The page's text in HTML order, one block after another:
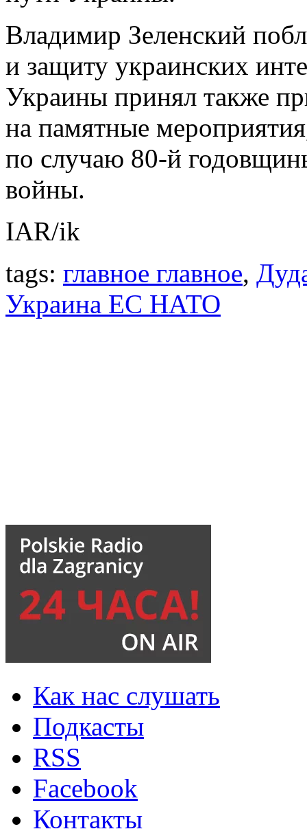
Владимир Зеленский
и защиту украинских
Украины принял также
на памятные
по случаю 80-й
войны.
IAR/ik
tags: главное главное,
Украина ЕС НАТО
Как нас слушать
Подкасты
RSS
Facebook
Контакты